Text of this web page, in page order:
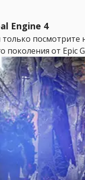
Engine 4
посмотрите
от Epic